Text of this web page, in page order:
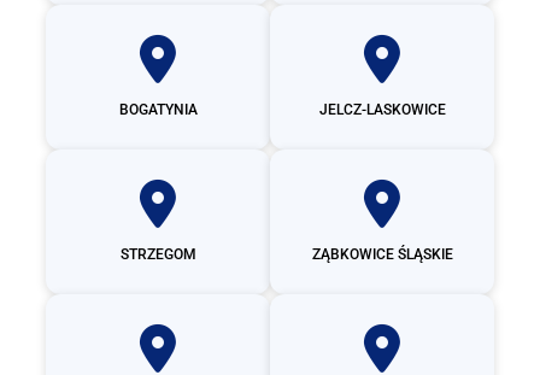
BOGATYNIA JELCZ-LASKOWICE
STRZEGOM ZĄBKOWICE ŚLĄSKIE